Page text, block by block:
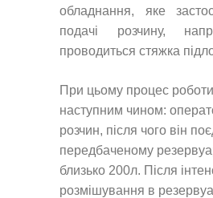
обладнання, яке
подачі розчину,
проводиться стяжка
При цьому процес роботи
наступним чином:
розчин, після чого він
передбаченому
близько 200л. Після
розмішування в